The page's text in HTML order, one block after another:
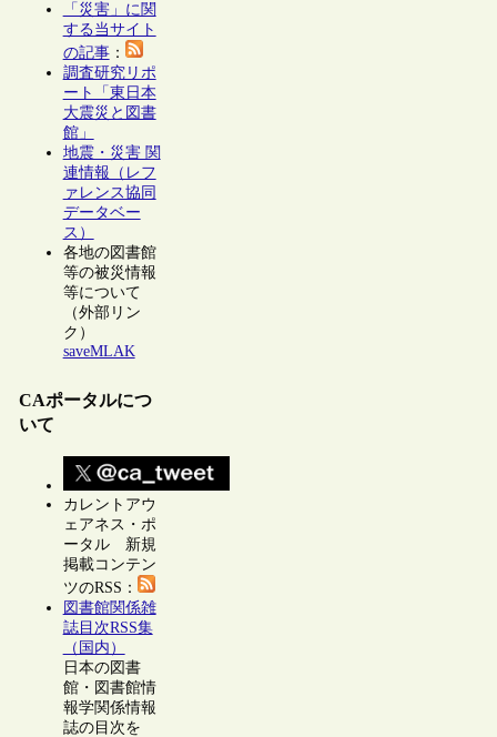
「災害」に関
する当サイト
の記事：
調査研究リポ
ート「東日本
大震災と図書
館」
地震・災害 関
連情報（レフ
ァレンス協同
データベー
ス）
各地の図書館
等の被災情報
等について
（外部リン
ク）
saveMLAK
CAポータルにつ
いて
カレントアウ
ェアネス・ポ
ータル 新規
掲載コンテン
ツのRSS：
図書館関係雑
誌目次RSS集
（国内）
日本の図書
館・図書館情
報学関係情報
誌の目次を